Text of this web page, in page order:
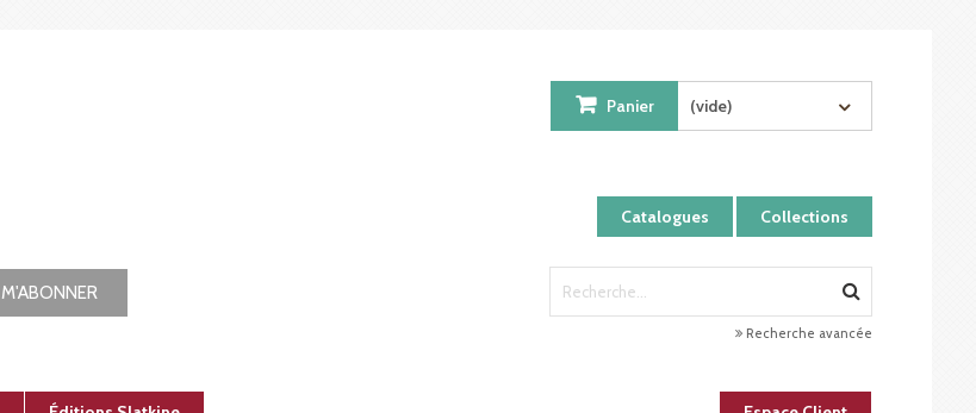
Catalogues Collections
Panier (vide)
M'ABONNER
Recherche avancée